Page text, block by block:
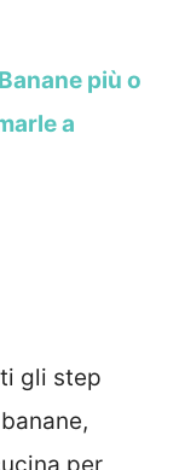
Banane più o
a
gli step